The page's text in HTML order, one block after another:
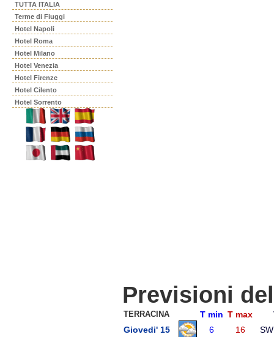
TUTTA ITALIA
Terme di Fiuggi
Hotel Napoli
Hotel Roma
Hotel Milano
Hotel Venezia
Hotel Firenze
Hotel Cilento
Hotel Sorrento
Previsioni
TERRACINA T min T max
Giovedi' 15
6 16
SW